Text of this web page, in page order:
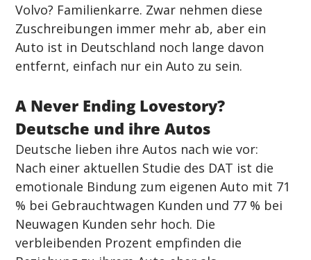
Volvo? Familienkarre. Zwar nehmen diese
Zuschreibungen immer mehr ab, aber ein
Auto ist in Deutschland noch lange davon
entfernt, einfach nur ein Auto zu sein.
A Never Ending Lovestory?
Deutsche und ihre Autos
Deutsche lieben ihre Autos nach wie vor:
Nach einer aktuellen Studie des DAT ist die
emotionale Bindung zum eigenen Auto mit 71
% bei Gebrauchtwagen Kunden und 77 % bei
Neuwagen Kunden sehr hoch. Die
verbleibenden Prozent empfinden die